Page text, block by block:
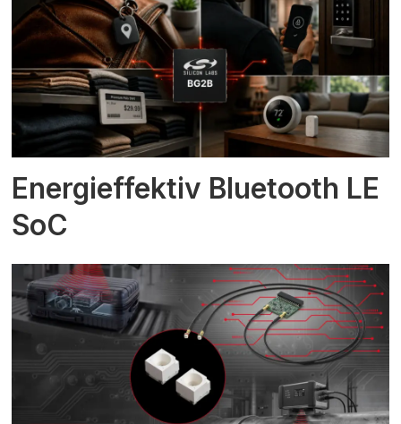
Energieffektiv Bluetooth LE
SoC